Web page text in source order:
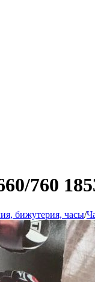
760
бижутерия, часы/